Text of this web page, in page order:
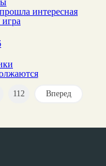
интересная
игра
112 Вперед